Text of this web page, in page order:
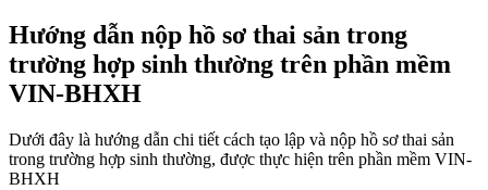
Hướng dẫn nộp hồ sơ thai sản trong
trường hợp sinh thường trên phần mềm
VIN-BHXH
Dưới đây là hướng dẫn chi tiết cách tạo lập và nộp hồ sơ thai sản
trong trường hợp sinh thường, được thực hiện trên phần mềm VIN-
BHXH